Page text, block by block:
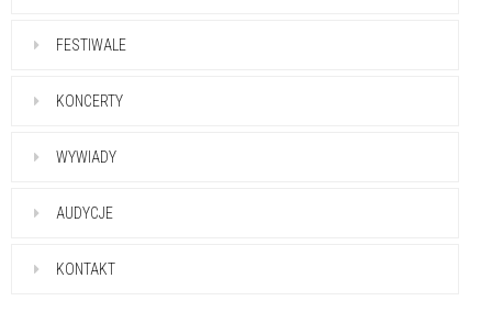
FESTIWALE
KONCERTY
WYWIADY
AUDYCJE
KONTAKT